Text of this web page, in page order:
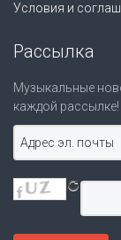
Условия и
Рассылка
Музыкальные
каждой